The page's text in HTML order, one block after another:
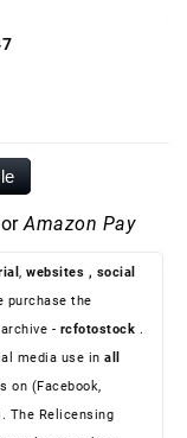
orAmazon Pay
, websites , social
purchase the
- rcfotostock .
media use in all
on (Facebook,
The Relicensing